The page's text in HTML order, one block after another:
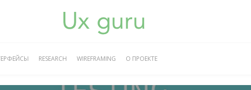
RESEARCH WIREFRAMING О ПРОЕКТЕ